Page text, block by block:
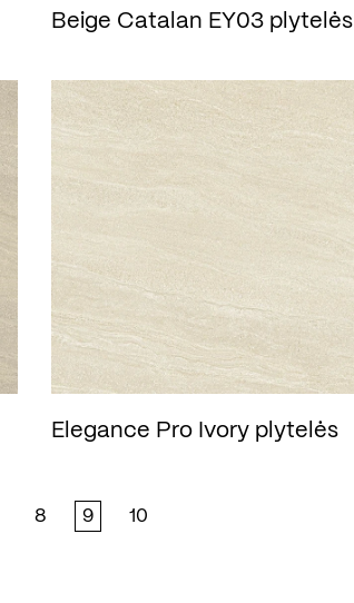
Beige Catalan EY03 plytelės
Elegance Pro Ivory plytelės
8 9 10